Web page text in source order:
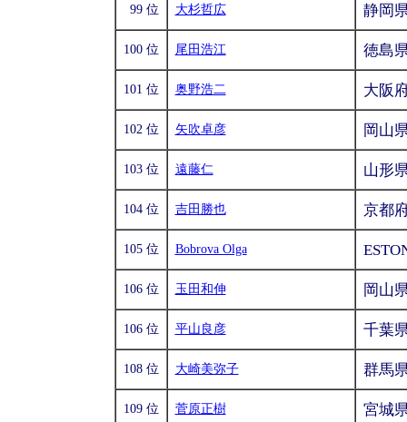
99 位 大杉哲広 静岡
100 位 尾田浩江 徳島
101 位 奥野浩二 大阪
102 位 矢吹卓彦 岡山
103 位 遠藤仁 山形
104 位 吉田勝也 京都
105 位 Bobrova Olga
106 位 玉田和伸 岡山
106 位 平山良彦 千葉
108 位 大崎美弥子 群馬
109 位 菅原正樹 宮城